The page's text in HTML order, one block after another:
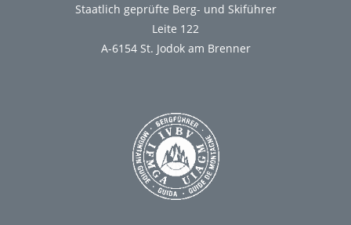
Staatlich geprüfte Berg- und Skiführer
Leite 122
A-6154 St. Jodok am Brenner